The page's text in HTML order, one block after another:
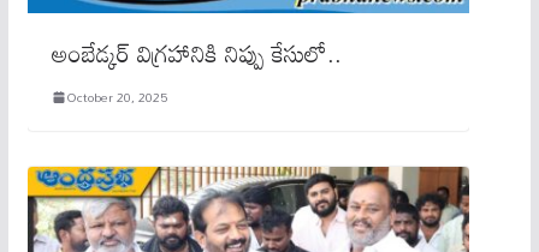
అంబేడ్కర్ విగ్రహానికి నిప్పు కేసులో..
October 20, 2025